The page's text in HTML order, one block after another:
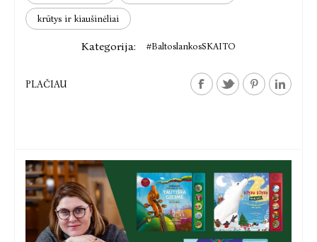
krūtys ir kiaušinėliai
Kategorija: #BaltoslankosSKAITO
PLAČIAU